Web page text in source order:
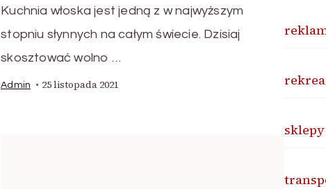
Kuchnia włoska jest jedną z w najwyższym
stopniu słynnych na całym świecie. Dzisiaj
skosztować wolno …
Admin 25 listopada 2021